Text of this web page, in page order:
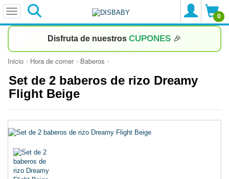
0
Disfruta de nuestros CUPONES 🎉
Inicio Hora de comer Baberos
Set de 2 baberos de rizo Dreamy
Flight Beige